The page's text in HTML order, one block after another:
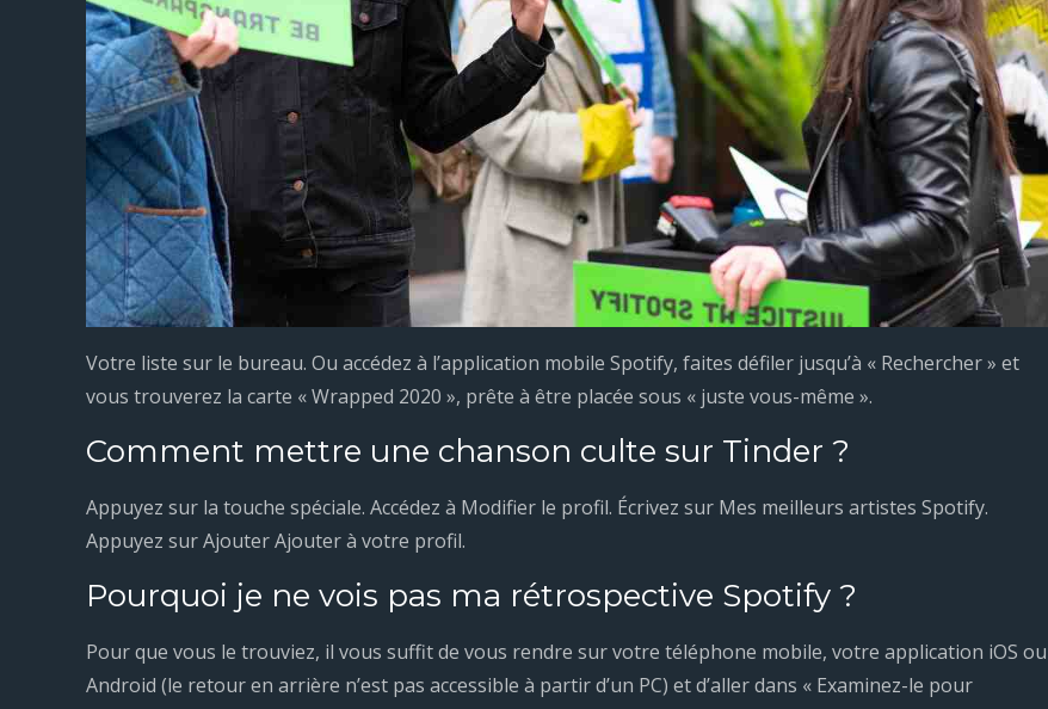
Votre liste sur le bureau. Ou accédez à l’application mobile Spotify, faites défiler jusqu’à « Rechercher » et
vous trouverez la carte « Wrapped 2020 », prête à être placée sous « juste vous-même ».
Comment mettre une chanson culte sur Tinder ?
Appuyez sur la touche spéciale. Accédez à Modifier le profil. Écrivez sur Mes meilleurs artistes Spotify.
Appuyez sur Ajouter Ajouter à votre profil.
Pourquoi je ne vois pas ma rétrospective Spotify ?
Pour que vous le trouviez, il vous suffit de vous rendre sur votre téléphone mobile, votre application iOS ou
Android (le retour en arrière n’est pas accessible à partir d’un PC) et d’aller dans « Examinez-le pour